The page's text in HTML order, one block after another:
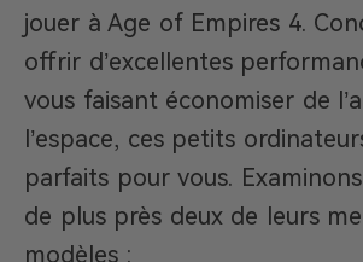
jouer à Age of Empires 4.
offrir d’excellentes
vous faisant économiser de
l’espace, ces petits
parfaits pour vous.
de plus près deux de leurs
modèles :